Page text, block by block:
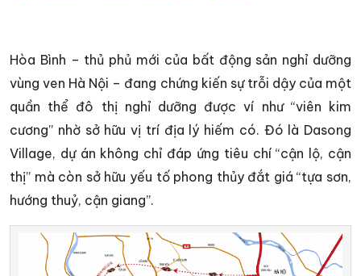
Hòa Bình – thủ phủ mới của bất động sản nghỉ dưỡng
vùng ven Hà Nội – đang chứng kiến sự trỗi dậy của một
quần thể đô thị nghỉ dưỡng được ví như “viên kim
cương” nhờ sở hữu vị trí địa lý hiếm có. Đó là Dasong
Village, dự án không chỉ đáp ứng tiêu chí “cận lộ, cận
thị” mà còn sở hữu yếu tố phong thủy đắt giá “tựa sơn,
hướng thuỷ, cận giang”.